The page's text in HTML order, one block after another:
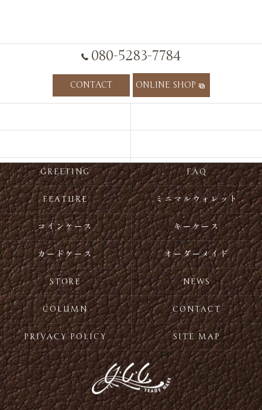
080-5283-7784
CONTACT ONLINE SHOP
GREETING FAQ
FEATURE ミニマルウォレット
コインケース キーケース
カードケース オーダーメイド
STORE NEWS
COLUMN CONTACT
PRIVACY POLICY SITE MAP